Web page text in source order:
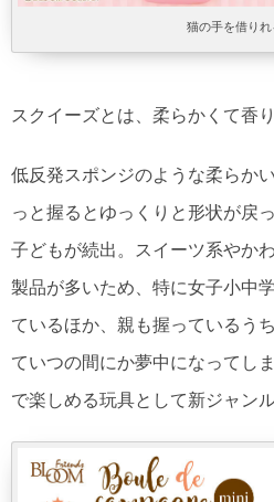
猫の手を借りれ
スクイーズとは、柔らかくて香
低反発スポンジのような柔らか
っと握るとゆっくりと形状が戻
子どもが続出。スイーツ系やか
製品が多いため、特に女子小中
ているほか、親も握っているう
ていつの間にか夢中になってし
で楽しめる玩具として新ジャン